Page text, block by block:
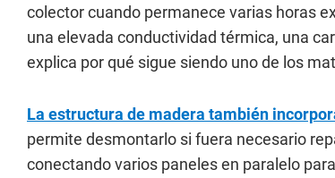
colector cuando permanece varias horas
una elevada conductividad térmica, una
explica por qué sigue siendo uno de los
La estructura de madera también
permite desmontarlo si fuera necesario
conectando varios paneles en paralelo